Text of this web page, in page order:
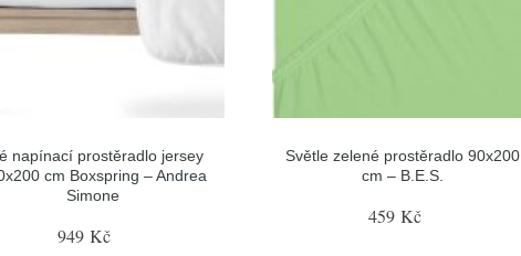
napínací prostěradlo jersey
cm Boxspring – Andrea
Simone
949 Kč
Světle zelené prostěradlo 90x200
cm – B.E.S.
459 Kč